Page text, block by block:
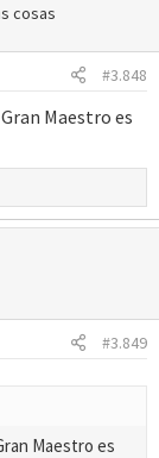
cosas
#3.848
Maestro es
#3.849
Maestro es